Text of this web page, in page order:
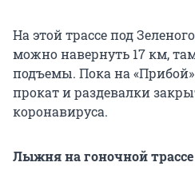
На этой трассе под
можно навернуть 17 км,
подъемы. Пока на
прокат и раздевалки
коронавируса.
Лыжня на гоночной трассе